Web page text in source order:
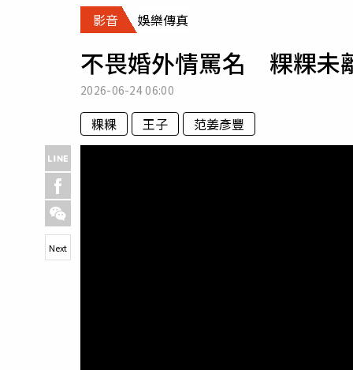
調查
專欄
影音 娛樂傳真
不畏婚外情罵名 粿粿未
2026-06-2406:00
粿粿 王子 范姜彥豐
Next